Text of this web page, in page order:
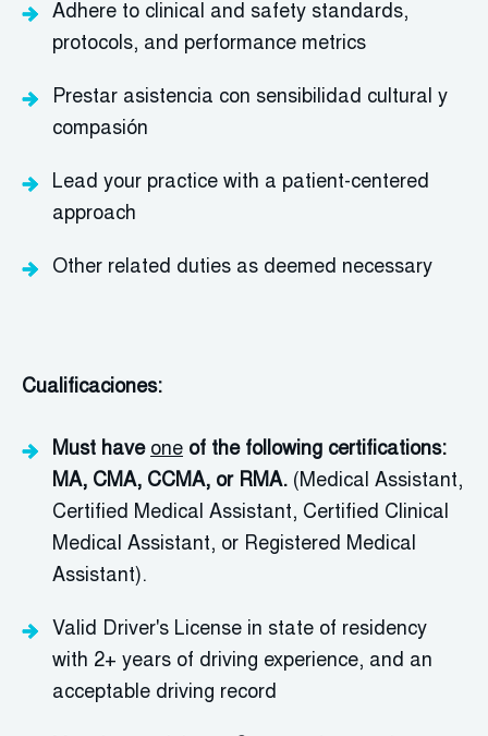
Adhere to clinical and safety standards,
protocols, and performance metrics
Prestar asistencia con sensibilidad cultural y
compasión
Lead your practice with a patient-centered
approach
Other related duties as deemed necessary
Cualificaciones:
Must have one of the following certifications:
MA, CMA, CCMA, or RMA. (Medical Assistant,
Certified Medical Assistant, Certified Clinical
Medical Assistant, or Registered Medical
Assistant).
Valid Driver's License in state of residency
with 2+ years of driving experience, and an
acceptable driving record